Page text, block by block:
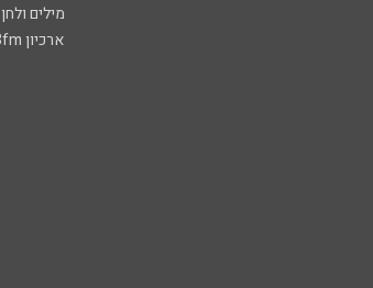
מילים ולחן
ארכיון 103fm